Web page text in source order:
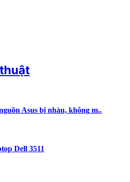
Asus bị nhàu, không m..
Dell 3511